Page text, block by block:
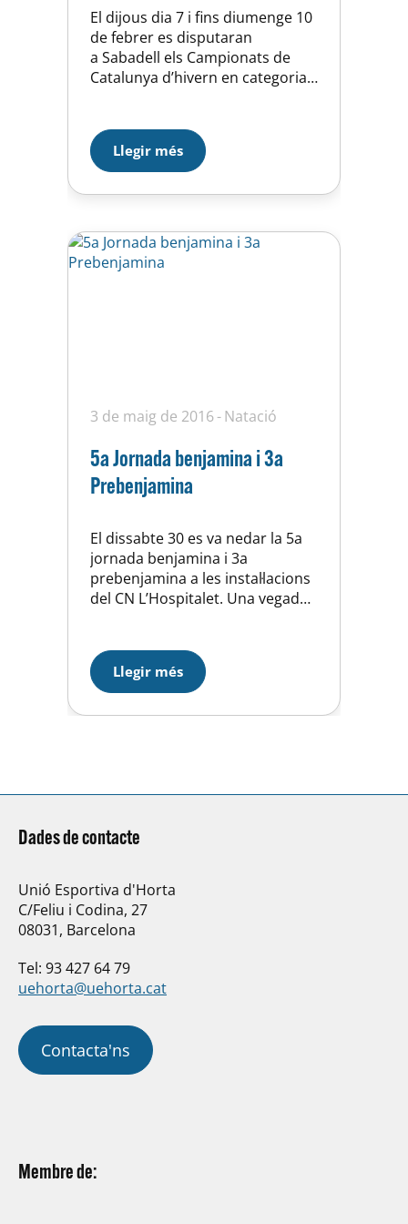
El dijous dia 7 i fins diumenge 10
de febrer es disputaran
a Sabadell els Campionats de
Catalunya d’hivern en categoria
nedadors (13 noies i 6 nois), si
això per si mateix és una
excel.lent notícia, les esperances
en fer un bon paper i penjar-
Llegir més
3 de maig de 2016 Natació
5a Jornada benjamina i 3a
Prebenjamina
El dissabte 30 es va nedar la 5a
jornada benjamina i 3a
prebenjamina a les instal·lacions
del CN L’Hospitalet. Una vegada
per a la Final Territorial, aquesta
sessió servia perquè l’equip
benjamí (nens i nenes del 2005)
nadés per primera vegada els
Llegir més
Dades de contacte
Unió Esportiva d'Horta
C/Feliu i Codina, 27
08031, Barcelona
Tel: 93 427 64 79
uehorta@uehorta.cat
Contacta'ns
Membre de: